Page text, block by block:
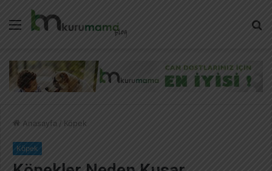
Menü
Anasayfa / Köpek
Köpek